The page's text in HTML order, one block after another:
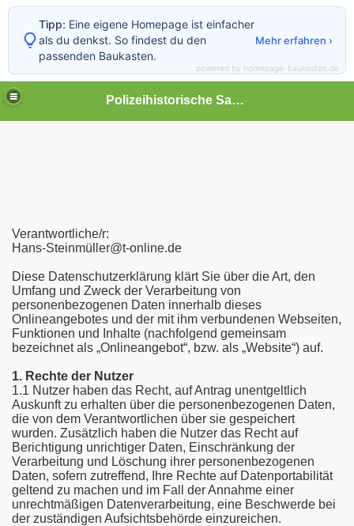
Polizeihistorische Sammlung
Verantwortliche/r:
Hans-Steinmüller@t-online.de
Diese Datenschutzerklärung klärt Sie über die Art, den
Umfang und Zweck der Verarbeitung von
personenbezogenen Daten innerhalb dieses
Onlineangebotes und der mit ihm verbundenen Webseiten,
Funktionen und Inhalte (nachfolgend gemeinsam
bezeichnet als „Onlineangebot“, bzw. als „Website“) auf.
1. Rechte der Nutzer
1.1 Nutzer haben das Recht, auf Antrag unentgeltlich
Auskunft zu erhalten über die personenbezogenen Daten,
die von dem Verantwortlichen über sie gespeichert
wurden. Zusätzlich haben die Nutzer das Recht auf
Berichtigung unrichtiger Daten, Einschränkung der
Verarbeitung und Löschung ihrer personenbezogenen
Daten, sofern zutreffend, Ihre Rechte auf Datenportabilität
geltend zu machen und im Fall der Annahme einer
unrechtmäßigen Datenverarbeitung, eine Beschwerde bei
der zuständigen Aufsichtsbehörde einzureichen.
Tipp: Eine eigene Homepage ist einfacher
als du denkst. So findest du den
passenden Baukasten.
Mehr erfahren ›
powered by homepage-baukasten.de